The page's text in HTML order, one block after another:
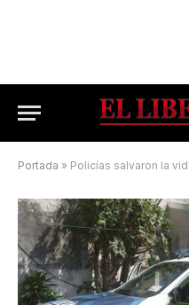
Portada » Policías salvaron la vida